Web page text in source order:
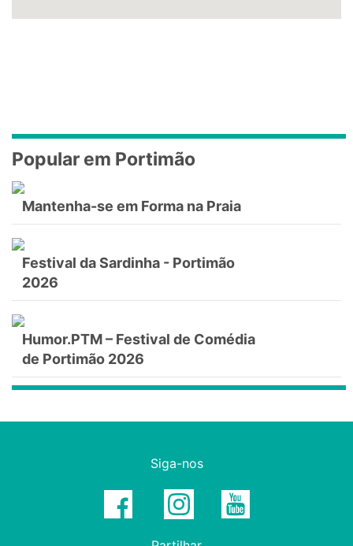
Popular em Portimão
Mantenha-se em Forma na Praia
Festival da Sardinha - Portimão
2026
Humor.PTM – Festival de Comédia
de Portimão 2026
Siga-nos